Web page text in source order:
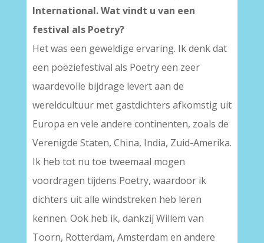
International. Wat vindt u van een
festival als Poetry?
Het was een geweldige ervaring. Ik denk dat
een poëziefestival als Poetry een zeer
waardevolle bijdrage levert aan de
wereldcultuur met gastdichters afkomstig uit
Europa en vele andere continenten, zoals de
Verenigde Staten, China, India, Zuid-Amerika.
Ik heb tot nu toe tweemaal mogen
voordragen tijdens Poetry, waardoor ik
dichters uit alle windstreken heb leren
kennen. Ook heb ik, dankzij Willem van
Toorn, Rotterdam, Amsterdam en andere